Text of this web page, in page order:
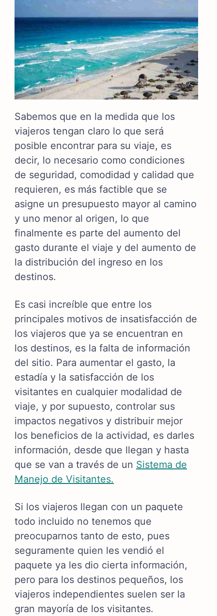
Sabemos que en la medida que los
viajeros tengan claro lo que será
posible encontrar para su viaje, es
decir, lo necesario como condiciones
de seguridad, comodidad y calidad que
requieren, es más factible que se
asigne un presupuesto mayor al camino
y uno menor al origen, lo que
finalmente es parte del aumento del
gasto durante el viaje y del aumento de
la distribución del ingreso en los
destinos.
Es casi increíble que entre los
principales motivos de insatisfacción de
los viajeros que ya se encuentran en
los destinos, es la falta de información
del sitio. Para aumentar el gasto, la
estadía y la satisfacción de los
visitantes en cualquier modalidad de
viaje, y por supuesto, controlar sus
impactos negativos y distribuir mejor
los beneficios de la actividad, es darles
información, desde que llegan y hasta
que se van a través de un Sistema de
Manejo de Visitantes.
Si los viajeros llegan con un paquete
todo incluido no tenemos que
preocuparnos tanto de esto, pues
seguramente quien les vendió el
paquete ya les dio cierta información,
pero para los destinos pequeños, los
viajeros independientes suelen ser la
gran mayoría de los visitantes.